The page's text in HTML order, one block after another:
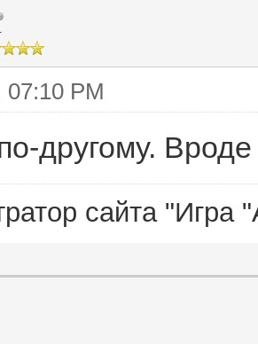
07:10 PM
другому. Вроде
сайта "Игра